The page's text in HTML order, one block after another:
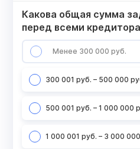
Какова общая сумма
перед всеми
Менее 300 000 руб.
300 001 руб. – 500 000
500 001 руб. – 1 000 000
1 000 001 руб. – 3 000